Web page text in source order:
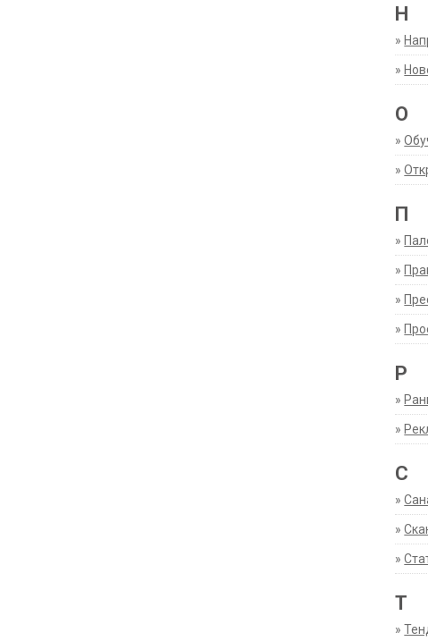
Н
»
»
О
»
»
П
»
»
»
»
Р
»
»
С
»
»
»
Т
»